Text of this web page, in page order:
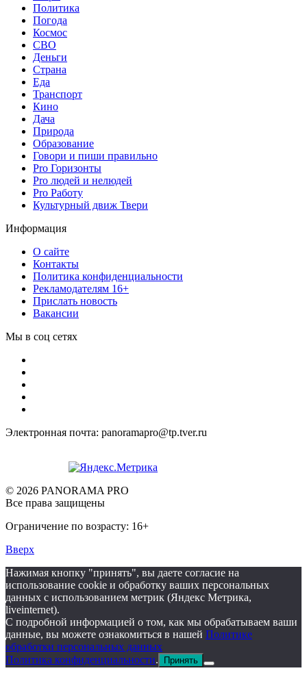
Политика
Погода
Космос
СВО
Деньги
Страна
Еда
Транспорт
Кино
Дача
Природа
Образование
Говори и пиши правильно
Pro Горизонты
Pro людей и нелюдей
Pro Работу
Культурный движ Твери
Информация
О сайте
Контакты
Политика конфиденциальности
Рекламодателям 16+
Прислать новость
Вакансии
Мы в соц сетях
Электронная почта: panoramapro@tp.tver.ru
© 2026 PANORAMA PRO
Все права защищены
Ограничение по возрасту: 16+
Вверх
Нажимая кнопку "принять", вы даете согласие на
использование cookie и обработку ваших персональных
данных с использованием метрик (Яндекс Метрика,
liveinternet).
С подробной информацией о том, как мы обрабатываем ваши
данные, вы можете ознакомиться в нашей Политике
обработки персональных данных
Политика конфиденциальности. Принять